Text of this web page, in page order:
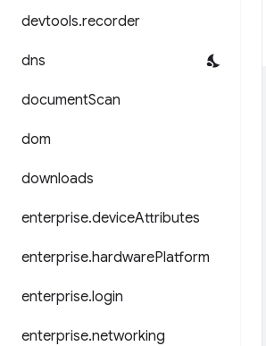
devtools.recorder
dns
documentScan
dom
downloads
enterprise.deviceAttributes
enterprise.hardwarePlatform
enterprise.login
enterprise.networking